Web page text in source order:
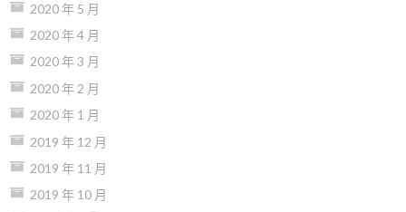
2020 年 5 月
2020 年 4 月
2020 年 3 月
2020 年 2 月
2020 年 1 月
2019 年 12 月
2019 年 11 月
2019 年 10 月